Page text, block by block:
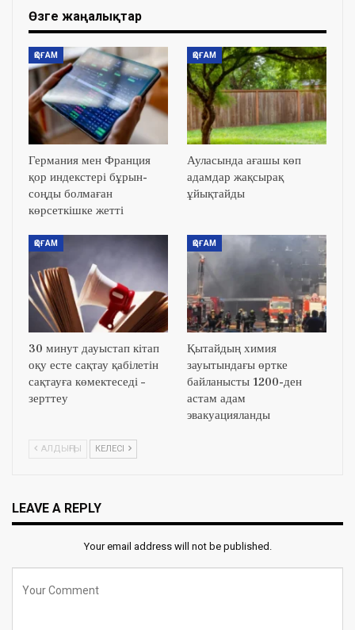
Өзге жаңалықтар
ҚОҒАМ
Германия мен Франция
қор индекстері бұрын-
соңды болмаған
көрсеткішке жетті
ҚОҒАМ
Ауласында ағашы көп
адамдар жақсырақ
ұйықтайды
ҚОҒАМ
30 минут дауыстап кітап
оқу есте сақтау қабілетін
сақтауға көмектеседі –
зерттеу
ҚОҒАМ
Қытайдың химия
зауытындағы өртке
байланысты 1200-ден
астам адам
эвакуацияланды
АЛДЫҢҒЫ КЕЛЕСІ
LEAVE A REPLY
Your email address will not be published.